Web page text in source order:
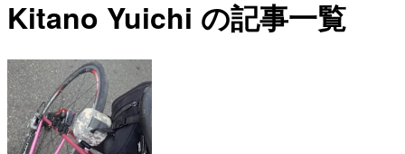
Kitano Yuichi の記事一覧